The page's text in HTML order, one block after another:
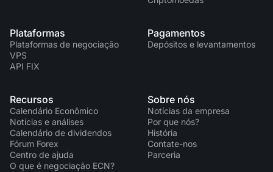
Plataformas
Plataformas de negociação
VPS
API FIX
Pagamentos
Depósitos e levantamentos
Recursos
Calendário Econômico
Notícias e análises
Calendário de dividendos
Fórum Forex
Centro de ajuda
O que é negociação ECN?
Sobre nós
Notícias da empresa
Por que nós?
História
Contate-nos
Parceria